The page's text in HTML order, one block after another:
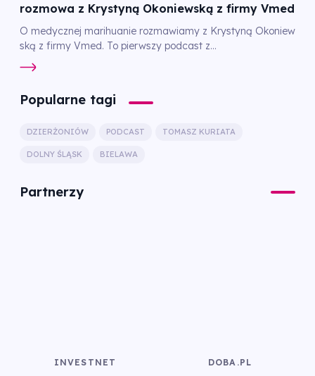
rozmowa z Krystyną Okoniewską z firmy Vmed
O medycznej marihuanie rozmawiamy z Krystyną Okoniew
ską z firmy Vmed. To pierwszy podcast z...
Popularne tagi
DZIERŻONIÓW PODCAST TOMASZ KURIATA
DOLNY ŚLĄSK BIELAWA
Partnerzy
INVESTNET DOBA.PL